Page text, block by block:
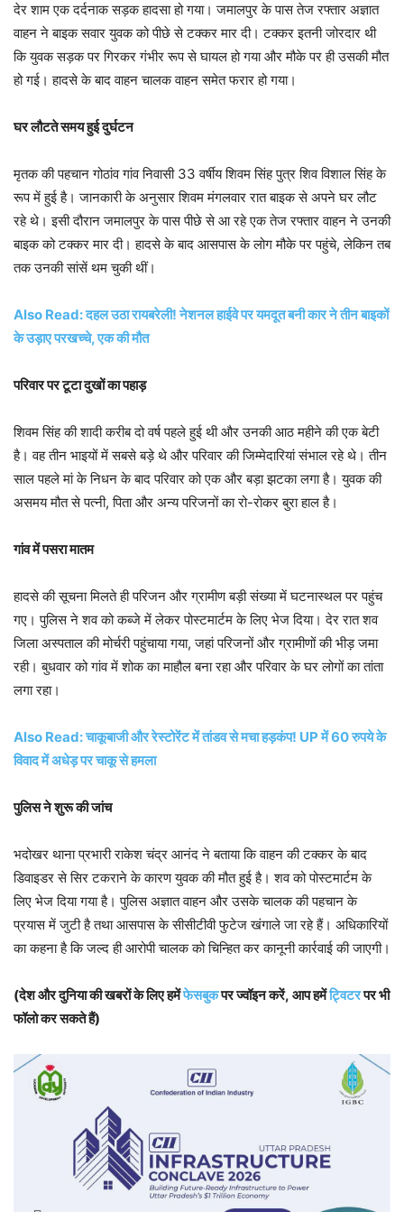
देर शाम एक दर्दनाक सड़क हादसा हो गया। जमालपुर के पास तेज रफ्तार अज्ञात
वाहन ने बाइक सवार युवक को पीछे से टक्कर मार दी। टक्कर इतनी जोरदार थी
कि युवक सड़क पर गिरकर गंभीर रूप से घायल हो गया और मौके पर ही उसकी मौत
हो गई। हादसे के बाद वाहन चालक वाहन समेत फरार हो गया।
घर लौटते समय हुई दुर्घटन
मृतक की पहचान गोठांव गांव निवासी 33 वर्षीय शिवम सिंह पुत्र शिव विशाल सिंह के
रूप में हुई है। जानकारी के अनुसार शिवम मंगलवार रात बाइक से अपने घर लौट
रहे थे। इसी दौरान जमालपुर के पास पीछे से आ रहे एक तेज रफ्तार वाहन ने उनकी
बाइक को टक्कर मार दी। हादसे के बाद आसपास के लोग मौके पर पहुंचे, लेकिन तब
तक उनकी सांसें थम चुकी थीं।
Also Read: दहल उठा रायबरेली! नेशनल हाईवे पर यमदूत बनी कार ने तीन बाइकों
के उड़ाए परखच्चे, एक की मौत
परिवार पर टूटा दुखों का पहाड़
शिवम सिंह की शादी करीब दो वर्ष पहले हुई थी और उनकी आठ महीने की एक बेटी
है। वह तीन भाइयों में सबसे बड़े थे और परिवार की जिम्मेदारियां संभाल रहे थे। तीन
साल पहले मां के निधन के बाद परिवार को एक और बड़ा झटका लगा है। युवक की
असमय मौत से पत्नी, पिता और अन्य परिजनों का रो-रोकर बुरा हाल है।
गांव में पसरा मातम
हादसे की सूचना मिलते ही परिजन और ग्रामीण बड़ी संख्या में घटनास्थल पर पहुंच
गए। पुलिस ने शव को कब्जे में लेकर पोस्टमार्टम के लिए भेज दिया। देर रात शव
जिला अस्पताल की मोर्चरी पहुंचाया गया, जहां परिजनों और ग्रामीणों की भीड़ जमा
रही। बुधवार को गांव में शोक का माहौल बना रहा और परिवार के घर लोगों का तांता
लगा रहा।
Also Read: चाकूबाजी और रेस्टोरेंट में तांडव से मचा हड़कंप! UP में 60 रुपये के
विवाद में अधेड़ पर चाकू से हमला
पुलिस ने शुरू की जांच
भदोखर थाना प्रभारी राकेश चंद्र आनंद ने बताया कि वाहन की टक्कर के बाद
डिवाइडर से सिर टकराने के कारण युवक की मौत हुई है। शव को पोस्टमार्टम के
लिए भेज दिया गया है। पुलिस अज्ञात वाहन और उसके चालक की पहचान के
प्रयास में जुटी है तथा आसपास के सीसीटीवी फुटेज खंगाले जा रहे हैं। अधिकारियों
का कहना है कि जल्द ही आरोपी चालक को चिन्हित कर कानूनी कार्रवाई की जाएगी।
(देश और दुनिया की खबरों के लिए हमेंफेसबुकपर ज्वॉइन करें, आप हमेंट्विटरपर भी
फॉलो कर सकते हैं)